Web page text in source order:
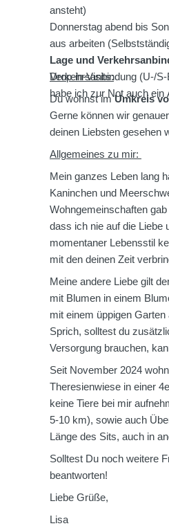
ansteht)
Donnerstag abend bis
aus arbeiten
Lage und
Verkehrsanbindung (U-/
habe ich zur Not auch
Drop-in-Visits:
Du wohnst imUmkreis
Gerne können wir
deinen Liebsten gesehen
Allgemeines zu mir:
Mein ganzes Leben lang
Kaninchen und
Wohngemeinschaften
dass ich nie auf die Liebe
momentaner Lebensstil
mit den deinen Zeit
Meine andere Liebe gilt
mit Blumen in einem
mit einem üppigen
Sprich, solltest du
Versorgung brauchen,
Seit November 2024
Theresienwiese in einer
keine Tiere bei mir
5-10 km), sowie auch
Länge des Sits, auch in
Solltest Du noch weitere
beantworten!
Liebe Grüße,
Lisa